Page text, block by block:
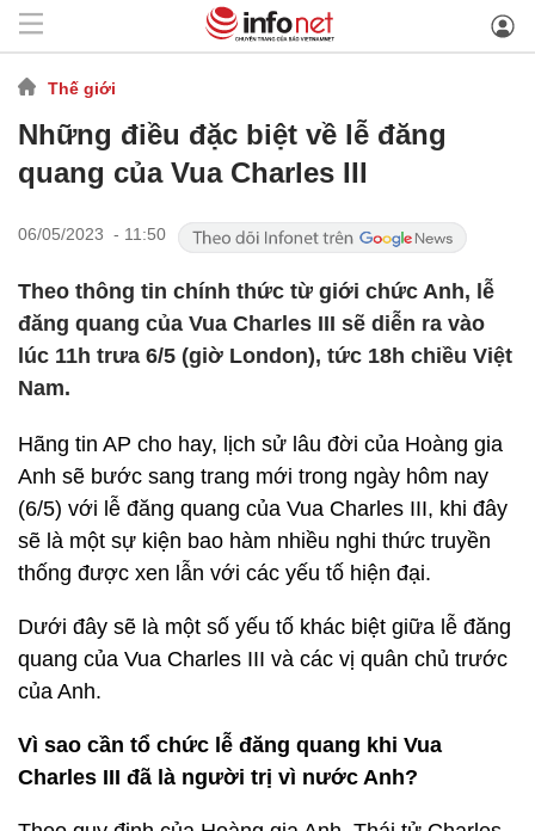
Thế giới
Những điều đặc biệt về lễ đăng
quang của Vua Charles III
06/05/2023 - 11:50
Theo thông tin chính thức từ giới chức Anh, lễ
đăng quang của Vua Charles III sẽ diễn ra vào
lúc 11h trưa 6/5 (giờ London), tức 18h chiều Việt
Nam.
Hãng tin AP cho hay, lịch sử lâu đời của Hoàng gia
Anh sẽ bước sang trang mới trong ngày hôm nay
(6/5) với lễ đăng quang của Vua Charles III, khi đây
sẽ là một sự kiện bao hàm nhiều nghi thức truyền
thống được xen lẫn với các yếu tố hiện đại.
Dưới đây sẽ là một số yếu tố khác biệt giữa lễ đăng
quang của Vua Charles III và các vị quân chủ trước
của Anh.
Vì sao cần tổ chức lễ đăng quang khi Vua
Charles III đã là người trị vì nước Anh?